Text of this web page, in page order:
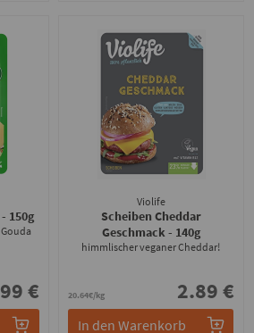
- 150g
€
Violife
Scheiben Cheddar
Geschmack- 140g
himmlischer veganer Cheddar!
20.64€/kg 2.89 €
In den Warenkorb